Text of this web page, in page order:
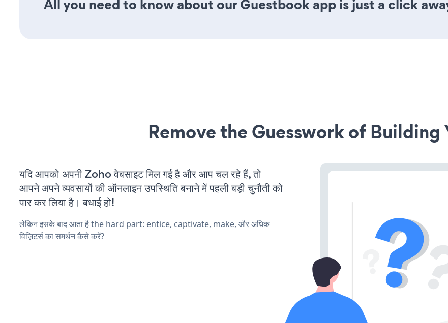
All you need to know about our Guestbook app is just a click
Remove the Guesswork of Building
यदि आपको अपनी Zoho वेबसाइट मिल गई है और आप चल रहे हैं, तो
आपने अपने व्यवसायों की ऑनलाइन उपस्थिति बनाने में पहली बड़ी चुनौती को
पार कर लिया है। बधाई हो!
लेकिन इसके बाद आता है the hard part: entice, captivate, make, और अधिक
विज़िटर्स का समर्थन कैसे करें?